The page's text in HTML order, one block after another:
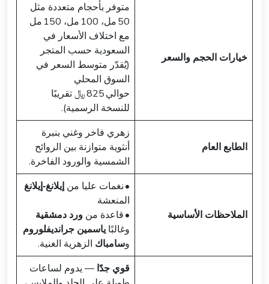
خيارات الحجم والسعر
متوفر بأحجام متعددة مثل
50 مل، 100 مل، 150 مل
مع اختلاف الأسعار في
السعودية حسب المتجر
(يُقدّر متوسط السعر في
السوق المحلي
حوالي 825 ﷼ تقريبًا
للنسخة الرسمية).
الطابع العام
زهري فاخر وغني بنبرة
أنثوية متوازنة بين الروائح
الشمسية والورود الفاخرة.
الملاحظات الأساسية
• نغمات عليا من إيلانغ‑إيلانغ
المنعشة
• قاعدة من ورد دمشقية
وغالبًاياسمين جرانديفلوروم
وسامباك الزهرية الغنية.
قوي جدًا — يدوم لساعات